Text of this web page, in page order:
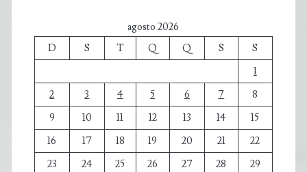
agosto 2026
D
S T Q Q S
S
1
2
3 4 5 6 7
8
9
10 11 12 13 14
15
16
17 18 19 20 21
22
23
24 25 26 27 28
29